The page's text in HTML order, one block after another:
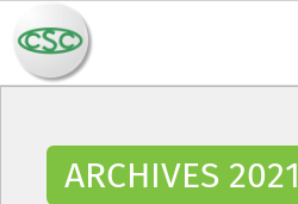
ARCHIVES 2021